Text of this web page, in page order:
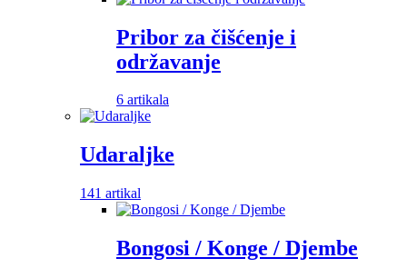
Pribor za čišćenje i
održavanje
6 artikala
Udaraljke
141 artikal
Bongosi / Konge / Djembe